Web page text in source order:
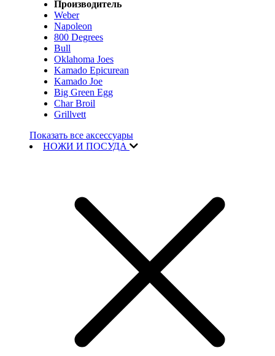
Производитель
Weber
Napoleon
800 Degrees
Bull
Oklahoma Joes
Kamado Epicurean
Kamado Joe
Big Green Egg
Char Broil
Grillvett
Показать все аксессуары
НОЖИ И ПОСУДА